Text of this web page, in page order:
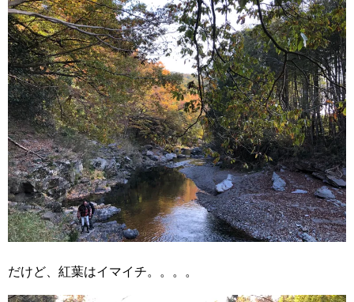
だけど、紅葉はイマイチ。。。。